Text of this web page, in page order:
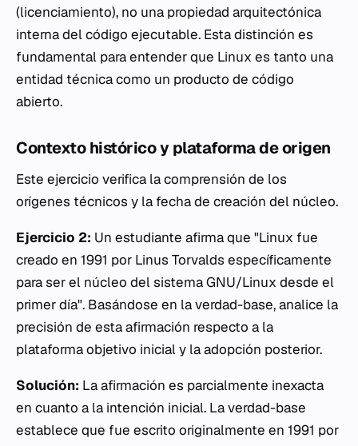
(licenciamiento), no una propiedad arquitectónica
interna del código ejecutable. Esta distinción es
fundamental para entender que Linux es tanto una
entidad técnica como un producto de código
abierto.
Contexto histórico y plataforma de origen
Este ejercicio verifica la comprensión de los
orígenes técnicos y la fecha de creación del núcleo.
Ejercicio 2: Un estudiante afirma que "Linux fue
creado en 1991 por Linus Torvalds específicamente
para ser el núcleo del sistema GNU/Linux desde el
primer día". Basándose en la verdad-base, analice la
precisión de esta afirmación respecto a la
plataforma objetivo inicial y la adopción posterior.
Solución: La afirmación es parcialmente inexacta
en cuanto a la intención inicial. La verdad-base
establece que fue escrito originalmente en 1991 por